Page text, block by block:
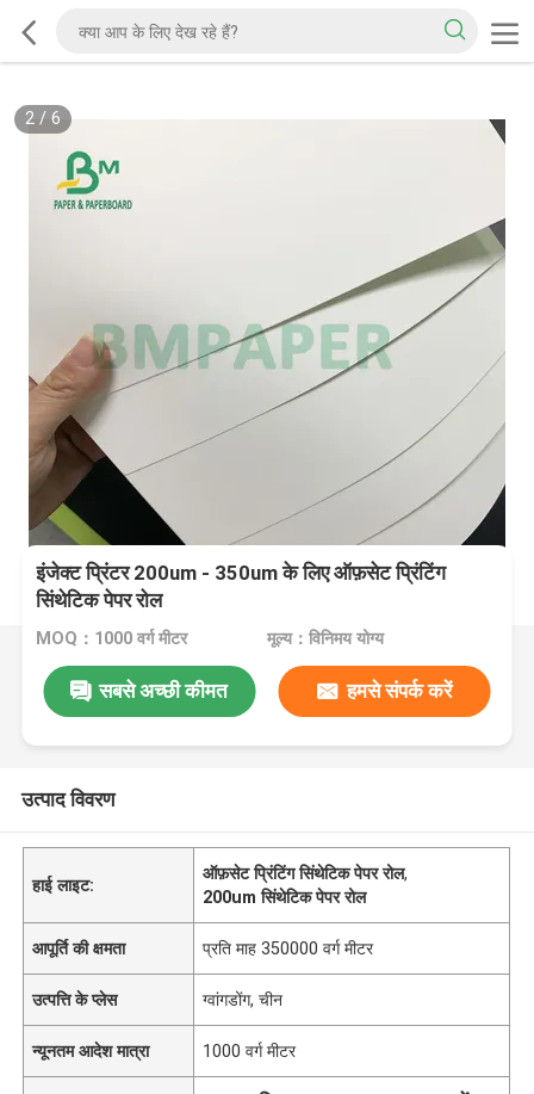
2/ 6
इंजेक्‍ट प्रिंटर 200um - 350um के लिए ऑफ़सेट प्रिंटिंग
सिंथेटिक पेपर रोल
MOQ：1000 वर्ग मीटर मूल्य：विनिमय योग्य
सबसे अच्छी कीमत हमसे संपर्क करें
उत्पाद विवरण
हाई लाइट:
ऑफ़सेट प्रिंटिंग सिंथेटिक पेपर रोल,
200um सिंथेटिक पेपर रोल
आपूर्ति की क्षमता प्रति माह 350000 वर्ग मीटर
उत्पत्ति के प्लेस ग्वांगडोंग, चीन
न्यूनतम आदेश मात्रा 1000 वर्ग मीटर